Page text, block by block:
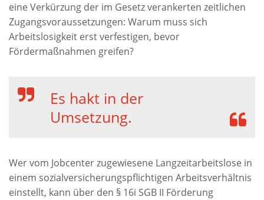
eine Verkürzung der im Gesetz verankerten zeitlichen
Zugangsvoraussetzungen: Warum muss sich
Arbeitslosigkeit erst verfestigen, bevor
Fördermaßnahmen greifen?
Es hakt in der
Umsetzung.
Wer vom Jobcenter zugewiesene Langzeitarbeitslose in
einem sozialversicherungspflichtigen Arbeitsverhältnis
einstellt, kann über den § 16i SGB II Förderung